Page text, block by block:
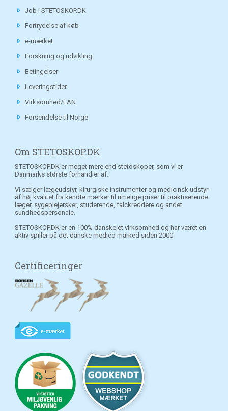
Job i STETOSKOP.DK
Fortrydelse af køb
e-mærket
Forskning og udvikling
Betingelser
Leveringstider
Virksomhed/EAN
Forsendelse til Norge
Om STETOSKOP.DK
STETOSKOP.DK er meget mere end stetoskoper, som vi er
Danmarks største forhandler af.
Vi sælger lægeudstyr, kirurgiske instrumenter og medicinsk udstyr
af høj kvalitet fra kendte mærker til rimelige priser til praktiserende
læger, sygeplejersker, studerende, falckreddere og andet
sundhedspersonale.
STETOSKOP.DK er en 100% danskejet virksomhed og har været en
aktiv spiller på det danske medico marked siden 2000.
Certificeringer